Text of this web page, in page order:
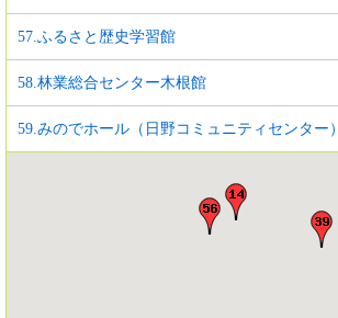
57.ふるさと歴史学習館
58.林業総合センター木根館
59.みのでホール（日野コミュニティセンター）